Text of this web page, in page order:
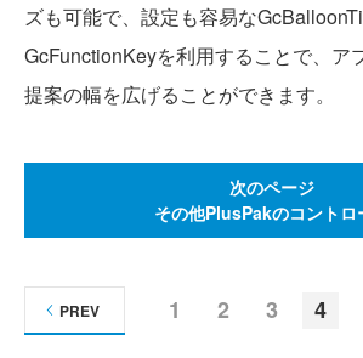
ズも可能で、設定も容易な
GcFunctionKeyを利用することで、ア
提案の幅を広げることができます。
次のページ
その他PlusPakのコントロ
1 2 3 4
PREV